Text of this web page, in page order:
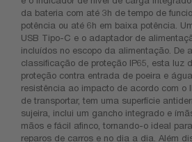
da bateria com até 3h de tempo de
potência ou até 6h em baixa potência.
USB Tipo-C e o adaptador de
incluídos no escopo da alimentação. De
classificação de proteção IP65, esta luz
proteção contra entrada de poeira e
resistência ao impacto de acordo com o
de transportar, tem uma superfície
sujeira, inclui um gancho integrado e
mãos e fácil afinco, tornando-o ideal
reparos de carros e no dia a dia. Além